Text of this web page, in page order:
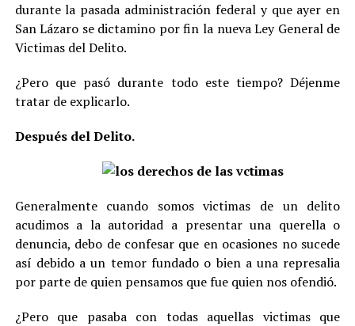
durante la pasada administración federal y que ayer en
San Lázaro se dictamino por fin la nueva Ley General de
Victimas del Delito.
¿Pero que pasó durante todo este tiempo? Déjenme
tratar de explicarlo.
Después del Delito.
Generalmente cuando somos victimas de un delito
acudimos a la autoridad a presentar una querella o
denuncia, debo de confesar que en ocasiones no sucede
así debido a un temor fundado o bien a una represalia
por parte de quien pensamos que fue quien nos ofendió.
¿Pero que pasaba con todas aquellas victimas que